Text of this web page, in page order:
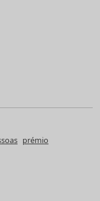
prémio